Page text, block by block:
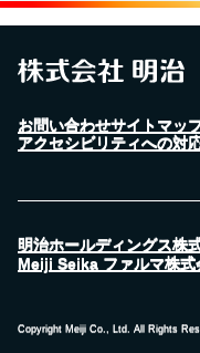
お問い合わせサイトマッ
アクセシビリティへの対
明治ホールディングス株
Meiji Seika ファルマ株式
Copyright Meiji Co., Ltd. All Rights